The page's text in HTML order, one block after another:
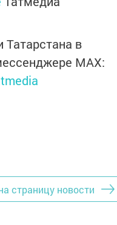
Татарстана в
MАХ:
страницу новости